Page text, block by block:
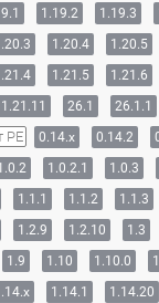
1.19.2 1.19.3
1.20.4 1.20.5
1.21.5 1.21.6
1.21.11 26.1 26.1.1
PE 0.14.x 0.14.2
1.0.2.1 1.0.3
1.1.1 1.1.2 1.1.3
1.2.9 1.2.10 1.3
1.9 1.10 1.10.0
1.14.1 1.14.20